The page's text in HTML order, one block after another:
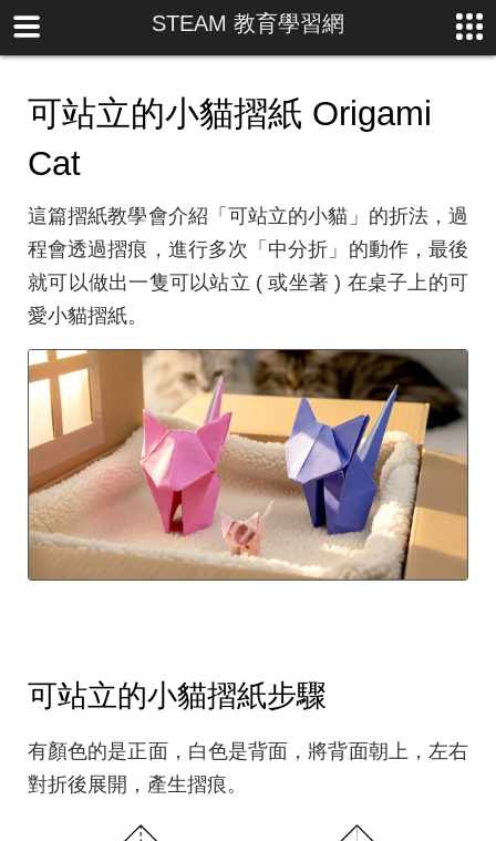
STEAM 教育學習網
可站立的小貓摺紙 Origami
Cat
這篇摺紙教學會介紹「可站立的小貓」的折法，過
程會透過摺痕，進行多次「中分折」的動作，最後
就可以做出一隻可以站立 ( 或坐著 ) 在桌子上的可
愛小貓摺紙。
可站立的小貓摺紙步驟
有顏色的是正面，白色是背面，將背面朝上，左右
對折後展開，產生摺痕。